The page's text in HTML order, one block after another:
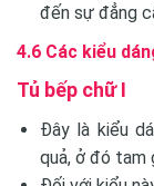
đến sự đẳng
4.6 Các kiểu
Tủ bếp chữ I
Đây là kiểu
quả, ở đó tam